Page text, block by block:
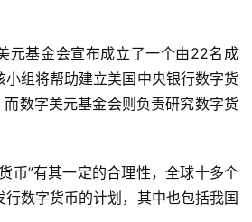
元基金会宣布成立了一个由22名成
小组将帮助建立美国中央银行数字货
数字美元基金会则负责研究数字货
币”有其一定的合理性，全球十多个
行数字货币的计划，其中也包括我国